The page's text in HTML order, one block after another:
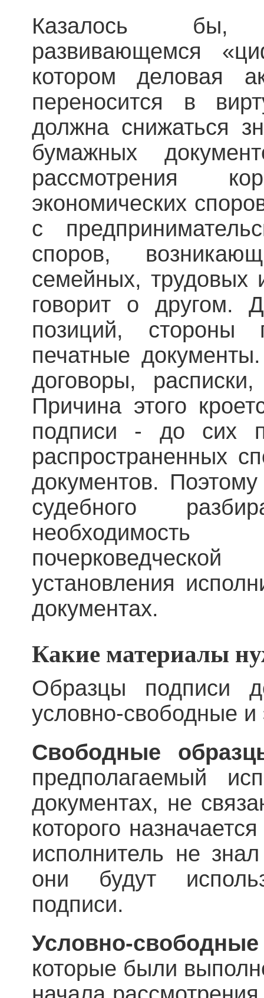
Казалось бы,
развивающемся
котором деловая
переносится в
должна снижаться
бумажных
рассмотрения
экономических
с
споров,
семейных, трудовых
говорит о другом.
позиций, стороны
печатные
договоры,
Причина этого
подписи - до сих
распространенных
документов.
судебного
установления
документах.
Какие материалы
Образцы подписи
условно-свободные
Свободные
предполагаемый
документах, не
которого
исполнитель не
они будут
подписи.
Условно-
которые были